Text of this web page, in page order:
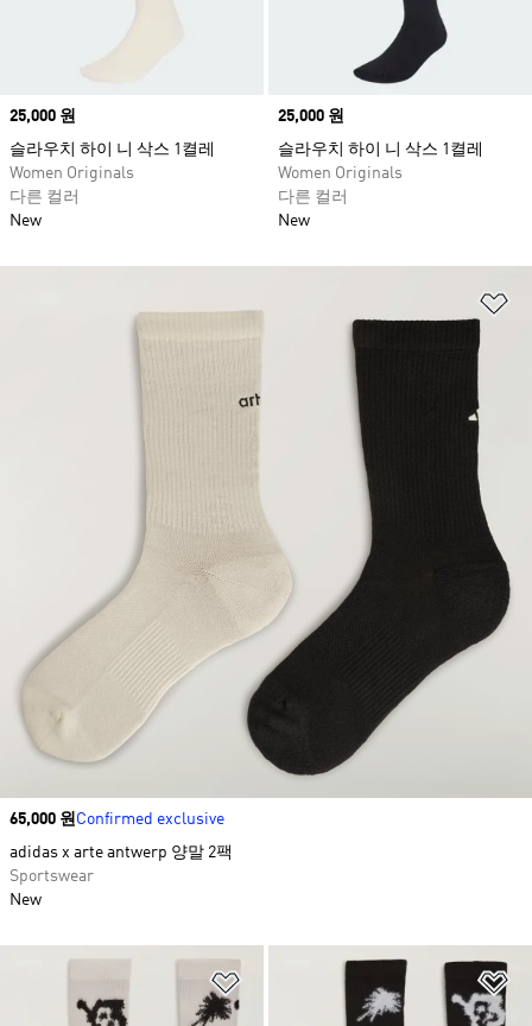
Price
25,000 원
슬라우치 하이 니 삭스 1켤레
Women Originals
다른 컬러
New
Price
25,000 원
슬라우치 하이 니 삭스 1켤레
Women Originals
다른 컬러
New
Price
65,000 원Confirmed exclusive
adidas x arte antwerp 양말 2팩
Sportswear
New